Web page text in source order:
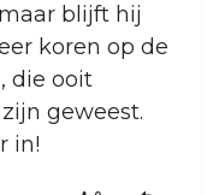
blijft hij
koren op de
die ooit
geweest.
in!